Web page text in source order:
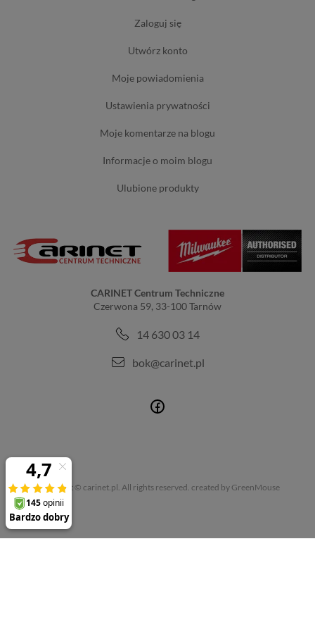
zaloguj się
utwórz konto
moje powiadomienia
ustawienia prywatności
moje komentarze na blogu
informacje o moim blogu
ulubione produkty
CARINET Centrum Techniczne
Czerwona 59, 33-100 Tarnów
14 630 03 14
bok@carinet.pl
Copyright © carinet.pl. All rights reserved. created by GreenMouse